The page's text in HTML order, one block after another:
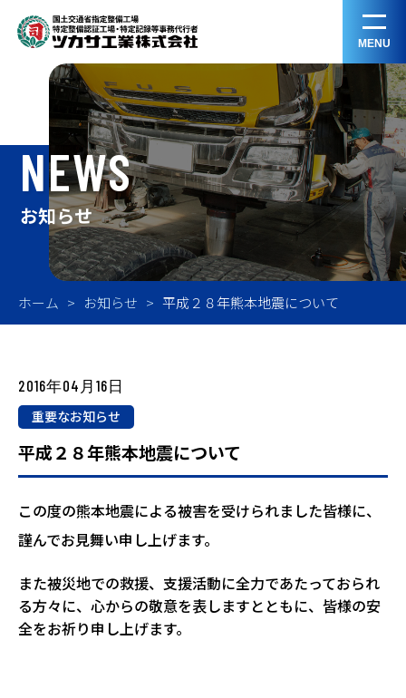
MENU
NEWS
お知らせ
ホーム お知らせ 平成２８年熊本地震について
2016年04月16日
重要なお知らせ
平成２８年熊本地震について
この度の熊本地震による被害を受けられました皆様に、
謹んでお見舞い申し上げます。
また被災地での救援、支援活動に全力であたっておられ
る方々に、心からの敬意を表しますとともに、皆様の安
全をお祈り申し上げます。